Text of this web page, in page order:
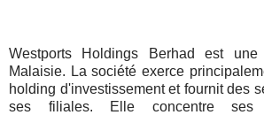
Westports Holdings Berhad est
Malaisie. La société exerce
holding d'investissement et fournit des
ses filiales. Elle concentre